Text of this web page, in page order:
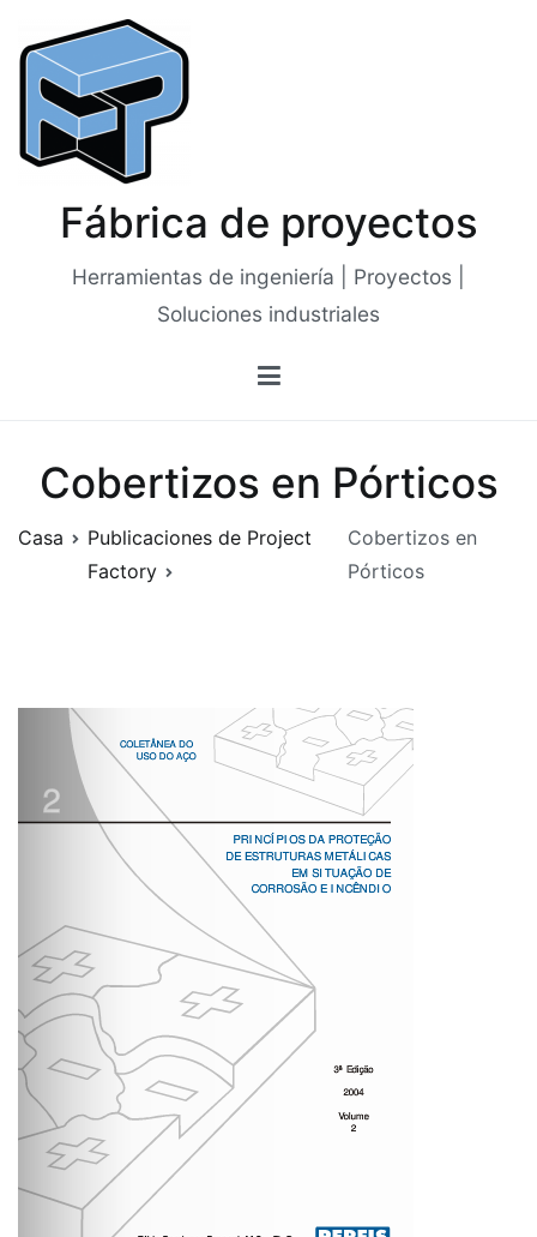
contenido
Fábrica de proyectos
Herramientas de ingeniería | Proyectos |
Soluciones industriales
Cobertizos en Pórticos
Casa
Publicaciones de Project
Factory
Cobertizos en
Pórticos